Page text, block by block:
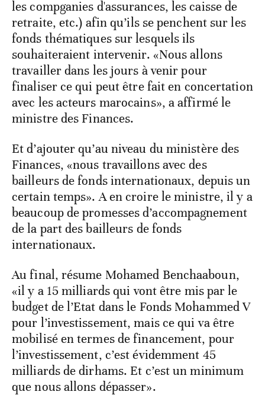
les compganies d'assurances, les caisse de
retraite, etc.) afin qu’ils se penchent sur les
fonds thématiques sur lesquels ils
souhaiteraient intervenir. «Nous allons
travailler dans les jours à venir pour
finaliser ce qui peut être fait en concertation
avec les acteurs marocains», a affirmé le
ministre des Finances.
Et d’ajouter qu’au niveau du ministère des
Finances, «nous travaillons avec des
bailleurs de fonds internationaux, depuis un
certain temps». A en croire le ministre, il y a
beaucoup de promesses d’accompagnement
de la part des bailleurs de fonds
internationaux.
Au final, résume Mohamed Benchaaboun,
«il y a 15 milliards qui vont être mis par le
budget de l’Etat dans le Fonds Mohammed V
pour l’investissement, mais ce qui va être
mobilisé en termes de financement, pour
l’investissement, c’est évidemment 45
milliards de dirhams. Et c’est un minimum
que nous allons dépasser».